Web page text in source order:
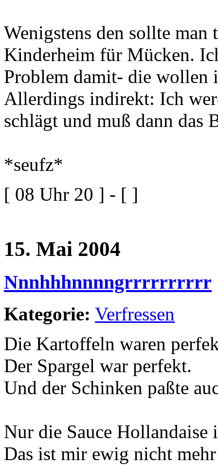
Wenigstens den sollte man
Kinderheim für Mücken.
Problem damit- die wollen
Allerdings indirekt: Ich
schlägt und muß dann das
*seufz*
[ 08 Uhr 20 ] - [ ]
15. Mai 2004
Nnnhhhnnnngrrrrrrrrrr
Kategorie: Verfressen
Die Kartoffeln waren
Der Spargel war perfekt.
Und der Schinken paßte
Nur die Sauce
Das ist mir ewig nicht